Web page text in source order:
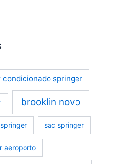
condicionado springer
brooklin novo
sac springer
aeroporto